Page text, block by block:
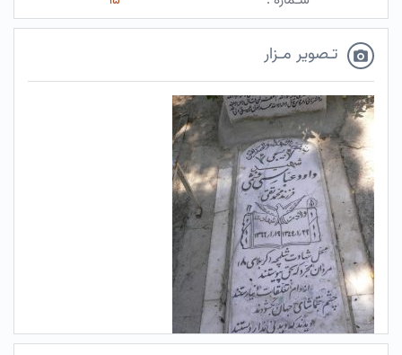
تـصویر مـزار